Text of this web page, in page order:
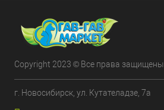
Copyright 2023 © Все права защищены.
г. Новосибирск, ул. Кутателадзе, 7а